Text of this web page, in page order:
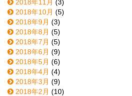
2018年11月 (3)
2018年10月 (5)
2018年9月 (3)
2018年8月 (5)
2018年7月 (5)
2018年6月 (9)
2018年5月 (6)
2018年4月 (4)
2018年3月 (9)
2018年2月 (10)